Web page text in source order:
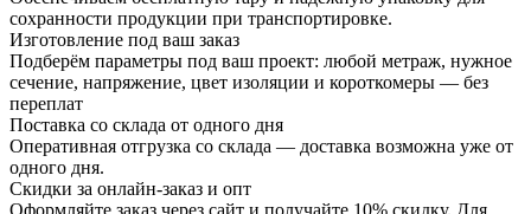
сохранности продукции при транспортировке.
Изготовление под ваш заказ
Подберём параметры под ваш проект: любой метраж, нужное
сечение, напряжение, цвет изоляции и короткомеры — без
переплат
Поставка со склада от одного дня
Оперативная отгрузка со склада — доставка возможна уже от
одного дня.
Скидки за онлайн-заказ и опт
Оформляйте заказ через сайт и получайте 10% скидку. Для